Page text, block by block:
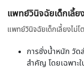
แพทย์วินิจฉัยเด็กเลี้ยง
แพทย์วินิจฉัยเด็กเลี้ยงไม่โ
การชั่งน้ำหนัก วัด
สำคัญ โดยเฉพาะ